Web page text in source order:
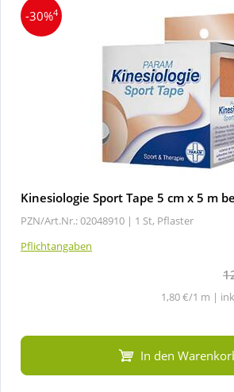
-30%4
Kinesiologie Sport Tape 5 cm x 5 m
PZN/Art.Nr.: 02048910 | 1 St, Pflaster
Pflichtangaben
1,80 €/1 m |
In den